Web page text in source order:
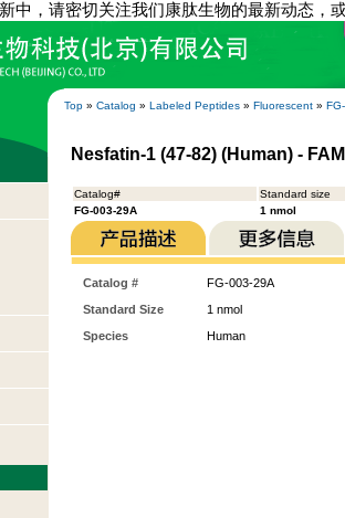
中，请密切关注我们康肽生物的最新动态，
Top » Catalog » Labeled Peptides » Fluorescent »
Nesfatin-1 (47-82) (Human) -
Catalog#
Standard size
FG-003-29A
1 nmol
Catalog #
FG-003-29A
Standard Size
1 nmol
Species
Human